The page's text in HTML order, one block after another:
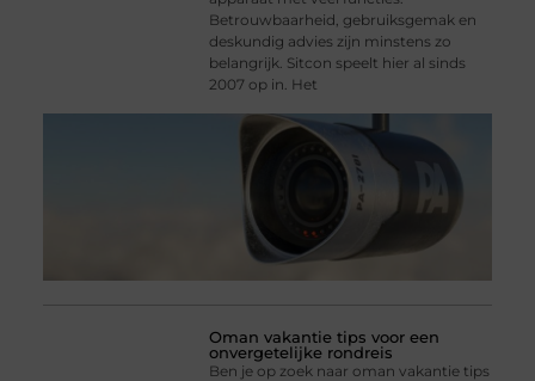
Betrouwbaarheid, gebruiksgemak en
deskundig advies zijn minstens zo
belangrijk. Sitcon speelt hier al sinds
2007 op in. Het
Oman vakantie tips voor een
onvergetelijke rondreis
Ben je op zoek naar oman vakantie tips